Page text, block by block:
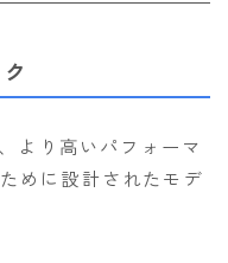
より高いパフォーマ
めに設計されたモデ